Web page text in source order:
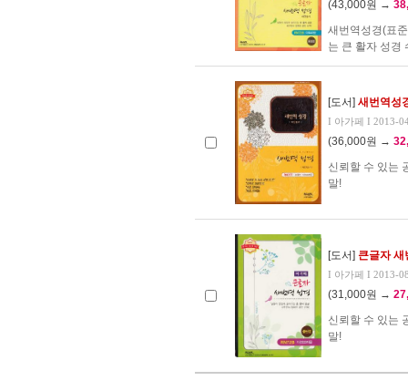
(43,000원 →
새번역성경(표
는 큰 활자 성경
[도서] 새번역성
I 아가페 I 2013-
(36,000원 →
신뢰할 수 있는
말!
[도서] 큰글자 새
I 아가페 I 2013-
(31,000원 →
신뢰할 수 있는
말!